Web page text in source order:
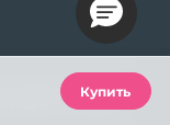
что могу
Купить